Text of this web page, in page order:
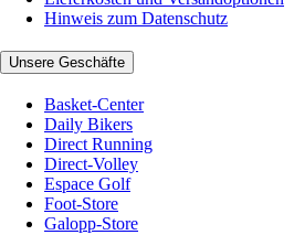
Hinweis zum Datenschutz
Unsere Geschäfte
Basket-Center
Daily Bikers
Direct Running
Direct-Volley
Espace Golf
Foot-Store
Galopp-Store